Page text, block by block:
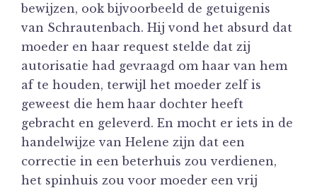
bewijzen, ook bijvoorbeeld de getuigenis
van Schrautenbach. Hij vond het absurd dat
moeder en haar request stelde dat zij
autorisatie had gevraagd om haar van hem
af te houden, terwijl het moeder zelf is
geweest die hem haar dochter heeft
gebracht en geleverd. En mocht er iets in de
handelwijze van Helene zijn dat een
correctie in een beterhuis zou verdienen,
het spinhuis zou voor moeder een vrij